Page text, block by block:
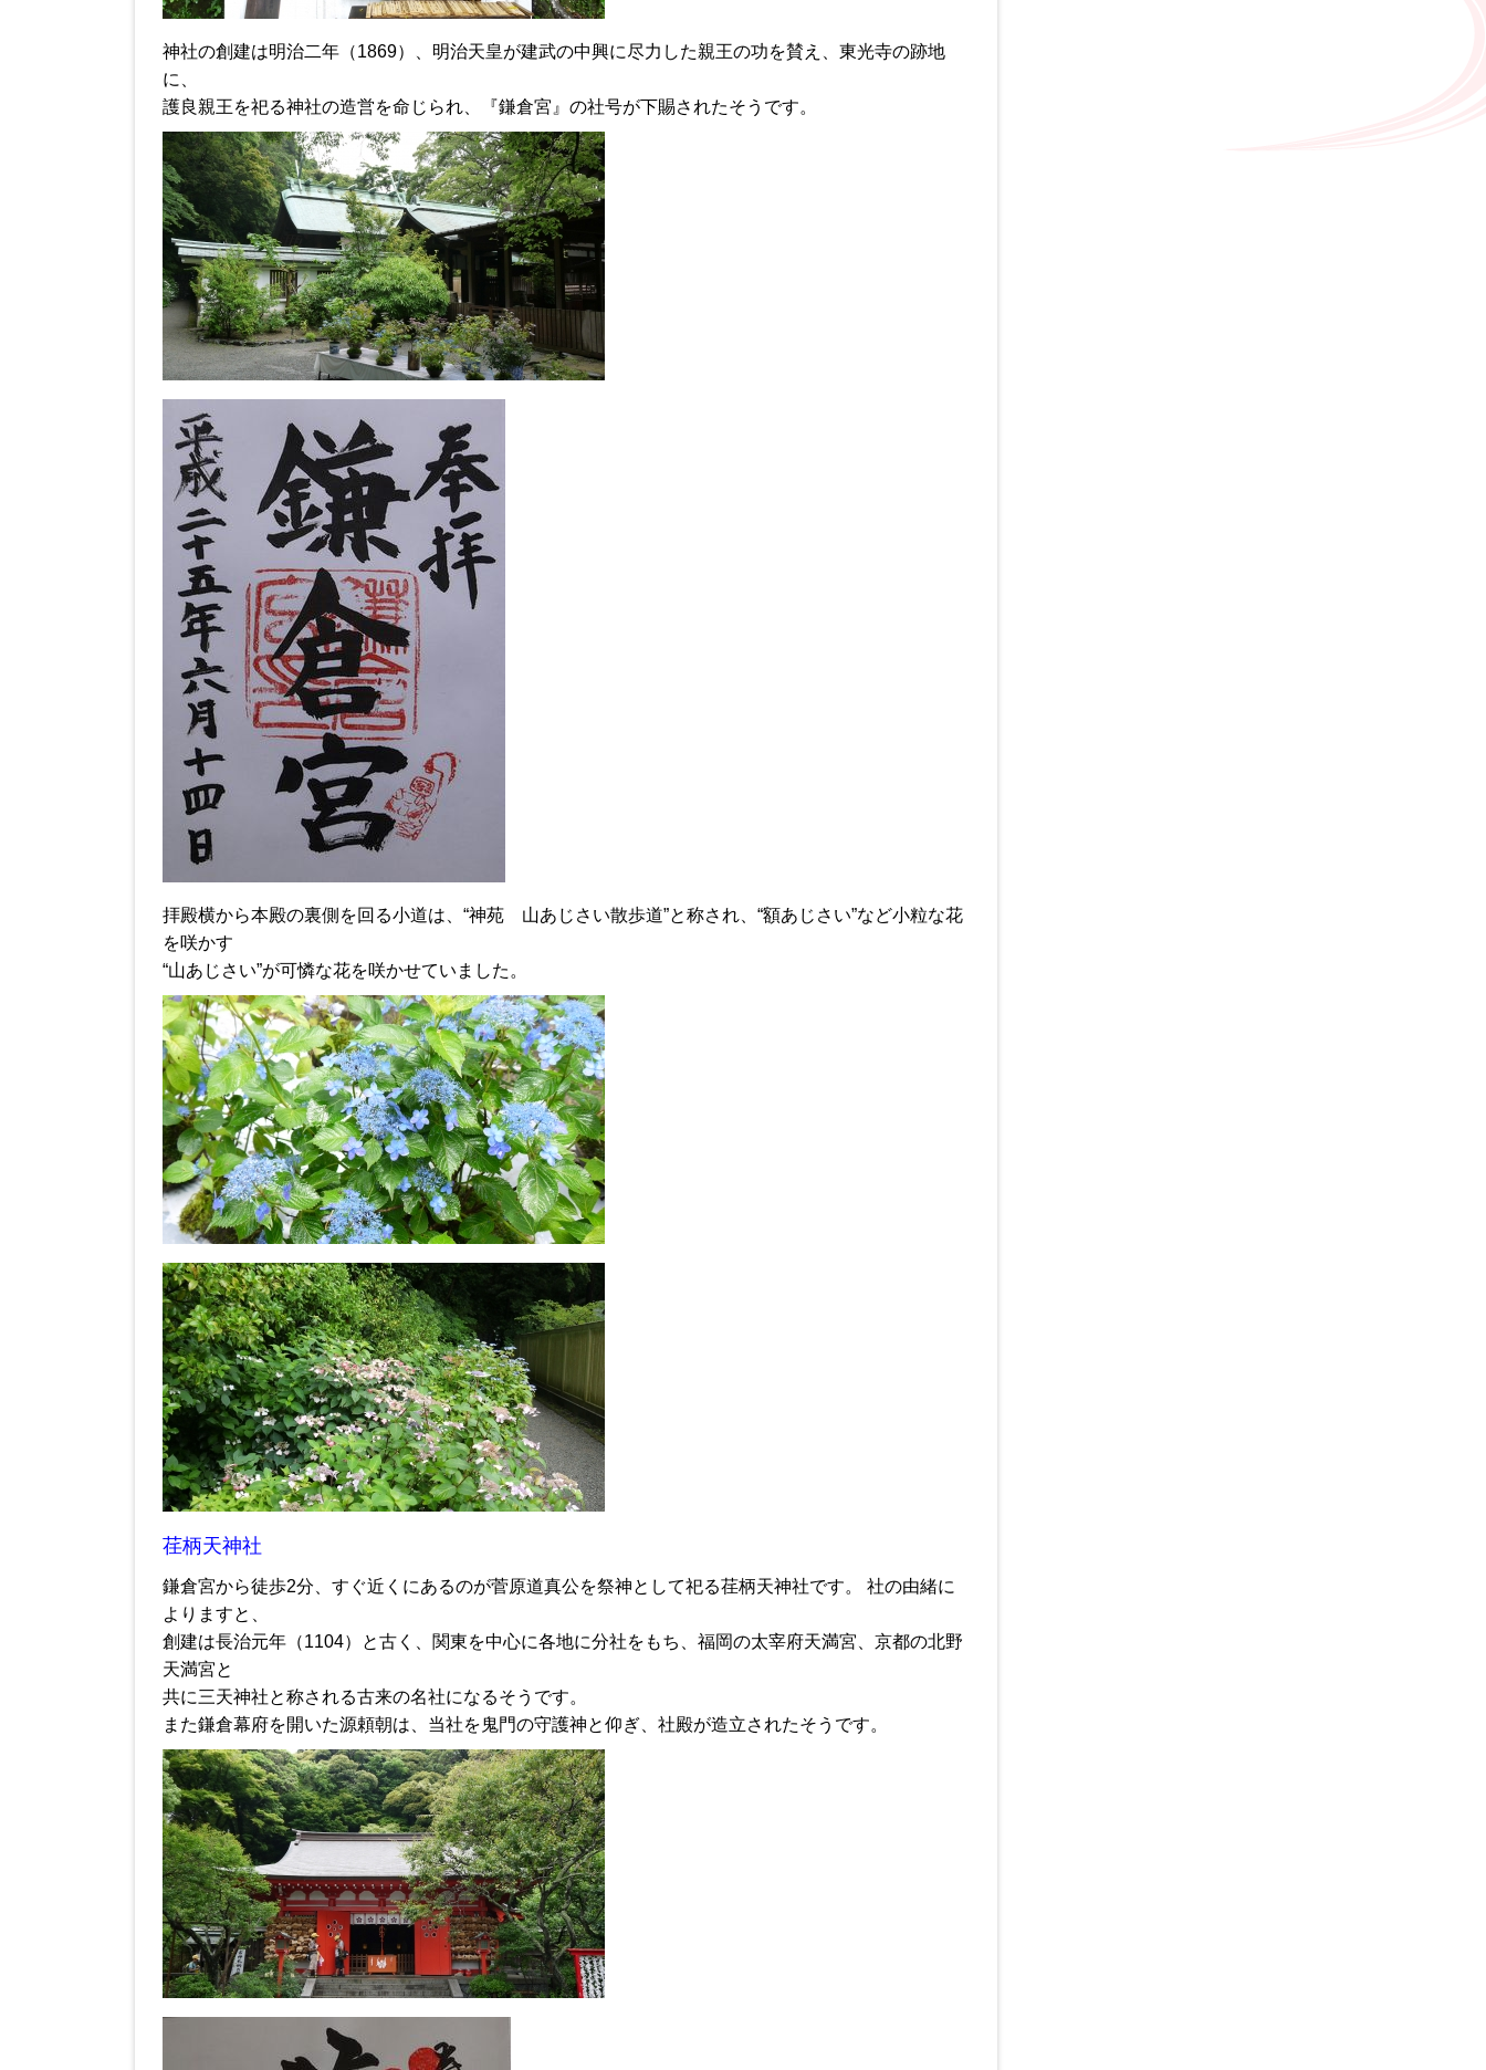
神社の創建は明治二年（1869）、明治天皇が建武の中興に尽力した親王の功を賛え、東光寺の跡地
に、
護良親王を祀る神社の造営を命じられ、『鎌倉宮』の社号が下賜されたそうです。
拝殿横から本殿の裏側を回る小道は、“神苑 山あじさい散歩道”と称され、“額あじさい”など小粒な花
を咲かす
“山あじさい”が可憐な花を咲かせていました。
荏柄天神社
鎌倉宮から徒歩2分、すぐ近くにあるのが菅原道真公を祭神として祀る荏柄天神社です。 社の由緒に
よりますと、
創建は長治元年（1104）と古く、関東を中心に各地に分社をもち、福岡の太宰府天満宮、京都の北野
天満宮と
共に三天神社と称される古来の名社になるそうです。
また鎌倉幕府を開いた源頼朝は、当社を鬼門の守護神と仰ぎ、社殿が造立されたそうです。